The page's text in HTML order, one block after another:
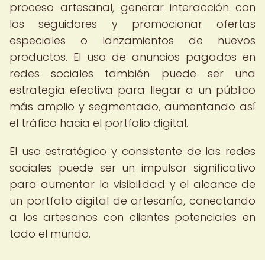
proceso artesanal, generar interacción con
los seguidores y promocionar ofertas
especiales o lanzamientos de nuevos
productos. El uso de anuncios pagados en
redes sociales también puede ser una
estrategia efectiva para llegar a un público
más amplio y segmentado, aumentando así
el tráfico hacia el portfolio digital.
El uso estratégico y consistente de las redes
sociales puede ser un impulsor significativo
para aumentar la visibilidad y el alcance de
un portfolio digital de artesanía, conectando
a los artesanos con clientes potenciales en
todo el mundo.